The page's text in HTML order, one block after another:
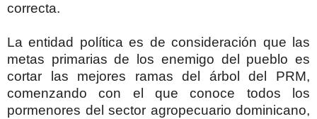
correcta.
La entidad política es de consideración que las
metas primarias de los enemigo del pueblo es
cortar las mejores ramas del árbol del PRM,
comenzando con el que conoce todos los
pormenores del sector agropecuario dominicano,